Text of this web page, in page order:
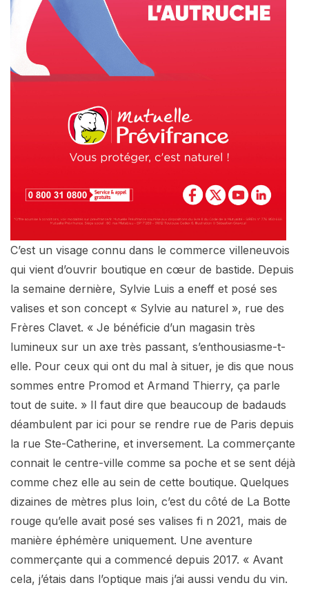
C’est un visage connu dans le commerce villeneuvois
qui vient d’ouvrir boutique en cœur de bastide. Depuis
la semaine dernière, Sylvie Luis a eneff et posé ses
valises et son concept « Sylvie au naturel », rue des
Frères Clavet. « Je bénéficie d’un magasin très
lumineux sur un axe très passant, s’enthousiasme-t-
elle. Pour ceux qui ont du mal à situer, je dis que nous
sommes entre Promod et Armand Thierry, ça parle
tout de suite. » Il faut dire que beaucoup de badauds
déambulent par ici pour se rendre rue de Paris depuis
la rue Ste-Catherine, et inversement. La commerçante
connait le centre-ville comme sa poche et se sent déjà
comme chez elle au sein de cette boutique. Quelques
dizaines de mètres plus loin, c’est du côté de La Botte
rouge qu’elle avait posé ses valises fi n 2021, mais de
manière éphémère uniquement. Une aventure
commerçante qui a commencé depuis 2017. « Avant
cela, j’étais dans l’optique mais j’ai aussi vendu du vin.